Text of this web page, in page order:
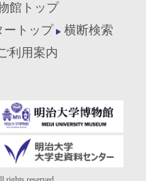
館トップ
ートップ
横断検索
利用案内